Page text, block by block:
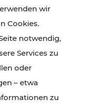
– viele
und Fahrplan-
erreichbar.
wir
Cookies.
notwendig,
Services zu
oder
– etwa
zu